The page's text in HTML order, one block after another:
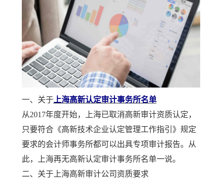
一、关于上海高新认定审计事务所名单
从2017年度开始，上海已取消高新审计资质认定，
只要符合《高新技术企业认定管理工作指引》规定
要求的会计师事务所都可以出具专项审计报告。从
此，上海再无高新认定审计事务所名单一说。
二、关于上海高新审计公司资质要求